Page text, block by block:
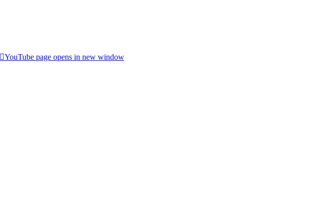
YouTube page opens in new window